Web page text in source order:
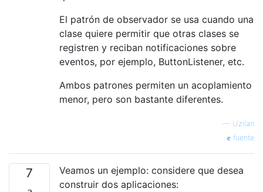
El patrón de observador se usa cuando una
clase quiere permitir que otras clases se
registren y reciban notificaciones sobre
eventos, por ejemplo, ButtonListener, etc.
Ambos patrones permiten un acoplamiento
menor, pero son bastante diferentes.
— Uzilan
fuente
7
Veamos un ejemplo: considere que desea
construir dos aplicaciones: